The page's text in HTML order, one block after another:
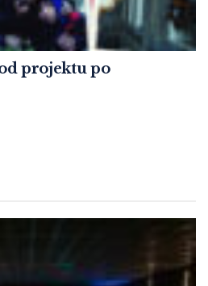
projektu po